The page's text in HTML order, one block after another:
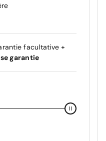
facultative +
garantie